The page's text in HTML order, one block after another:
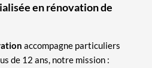
en rénovation de
accompagne particuliers
de 12 ans, notre mission :